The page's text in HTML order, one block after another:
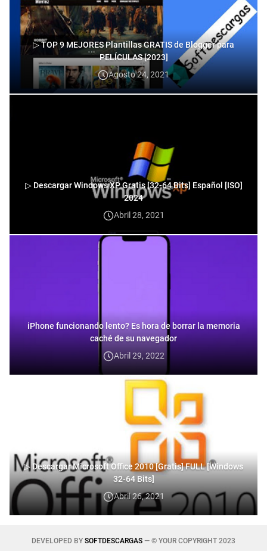
▷ TOP 9 MEJORES Plantillas GRATIS de Blogger para
PELÍCULAS [2023]
Agosto 24, 2021
▷ Descargar Windows XP Gratis [32-64 Bits] Español [ISO]
2024
Abril 28, 2021
iPhone funcionando lento? Es hora de borrar la memoria
caché de su navegador
Abril 29, 2022
▷ Descargar Microsoft Office 2010 [Gratis] FULL [Windows
32-64 Bits]
Abril 26, 2021
DEVELOPED BY SOFTDESCARGAS — © YOUR COPYRIGHT 2023